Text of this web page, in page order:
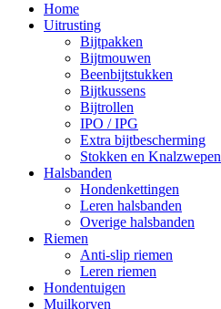
Home
Uitrusting
Bijtpakken
Bijtmouwen
Beenbijtstukken
Bijtkussens
Bijtrollen
IPO / IPG
Extra bijtbescherming
Stokken en Knalzwepen
Halsbanden
Hondenkettingen
Leren halsbanden
Overige halsbanden
Riemen
Anti-slip riemen
Leren riemen
Hondentuigen
Muilkorven